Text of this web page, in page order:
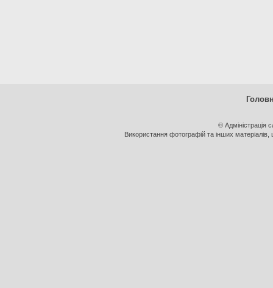
© Адміністрація
Використання фотографій та інших матеріалів,